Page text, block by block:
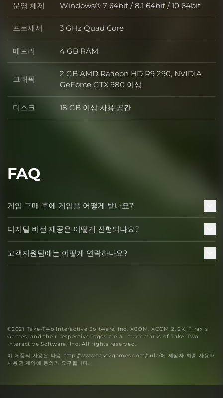
운영 체제 운영 체제
Windows® 7 64bit / 8.1 64bit / 10 64bit
프로세서 프로세서
3 GHz Quad Core
메모리 메모리
4 GB RAM
그래픽 그래픽
2 GB AMD Radeon HD R9 290, NVIDIA
GeForce GTX 980 이상
디스크 디스크
18 GB 이상 사용 공간
FAQ
게임 구매 후에 게임을 어떻게 받나요?
디지털 버전 제공은 어떻게 진행되나요?
고객지원팀에는 어떻게 연락하나요?
©2021 Take-Two Interactive Software, Inc. XCOM, XCOM 2, 2K, Firaxis
Games, and their respective logos are all trademarks of Take-Two
Interactive Software, Inc. All rights reserved.
이 제품의 사용은 다음 http://www.take2games.com/eula/에 제삼자 최종 사용자
사용권 계약에 동의가 요구됩니다.